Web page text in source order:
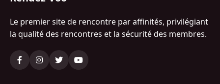
Le premier site de rencontre par affinités, privilégiant
la qualité des rencontres et la sécurité des membres.